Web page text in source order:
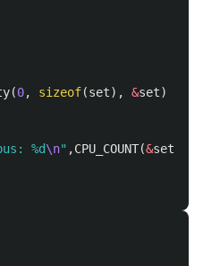
(0, sizeof(set), &set)
%d\n" ,CPU_COUNT(&set